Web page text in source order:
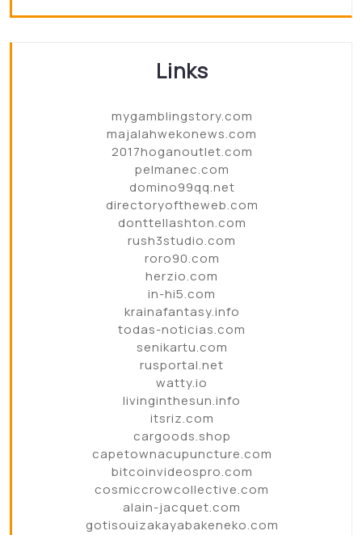
Links
mygamblingstory.com
majalahwekonews.com
2017hoganoutlet.com
pelmanec.com
domino99qq.net
directoryoftheweb.com
donttellashton.com
rush3studio.com
roro90.com
herzio.com
in-hi5.com
krainafantasy.info
todas-noticias.com
senikartu.com
rusportal.net
watty.io
livinginthesun.info
itsriz.com
cargoods.shop
capetownacupuncture.com
bitcoinvideospro.com
cosmiccrowcollective.com
alain-jacquet.com
gotisouizakayabakeneko.com